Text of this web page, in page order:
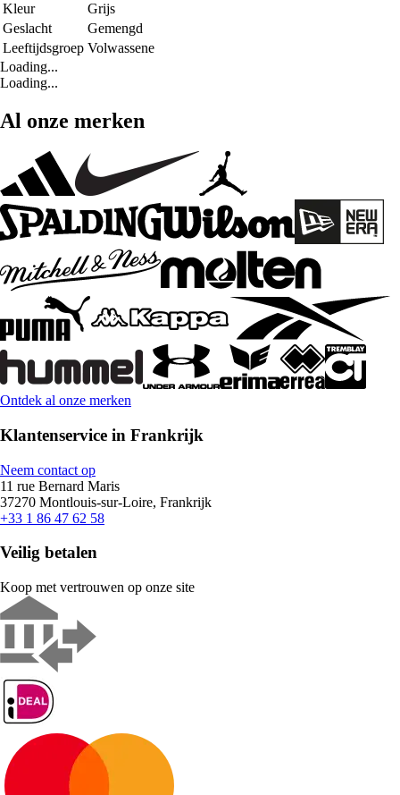
Kleur
Grijs
Geslacht
Gemengd
Leeftijdsgroep Volwassene
Loading...
Loading...
Al onze merken
Ontdek al onze merken
Klantenservice in Frankrijk
Neem contact op
11 rue Bernard Maris
37270 Montlouis-sur-Loire, Frankrijk
+33 1 86 47 62 58
Veilig betalen
Koop met vertrouwen op onze site